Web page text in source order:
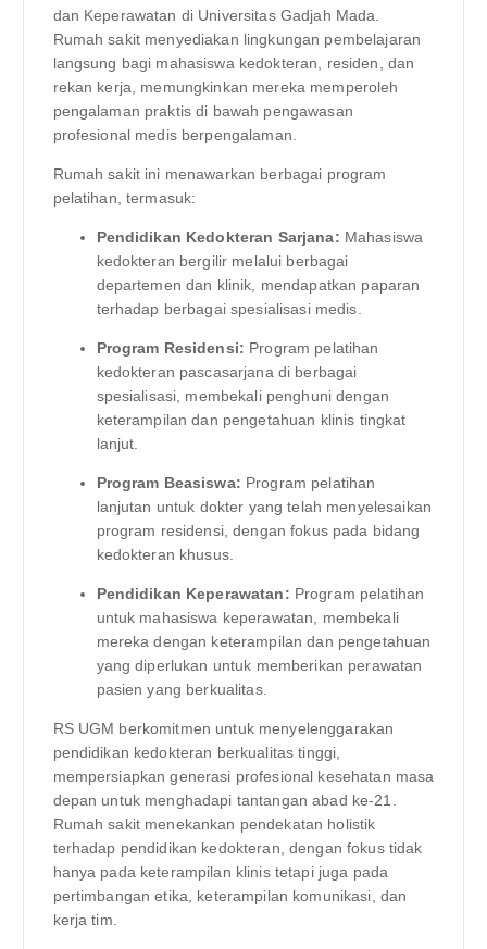
dan Keperawatan di Universitas Gadjah Mada.
Rumah sakit menyediakan lingkungan pembelajaran
langsung bagi mahasiswa kedokteran, residen, dan
rekan kerja, memungkinkan mereka memperoleh
pengalaman praktis di bawah pengawasan
profesional medis berpengalaman.
Rumah sakit ini menawarkan berbagai program
pelatihan, termasuk:
Pendidikan Kedokteran Sarjana: Mahasiswa
kedokteran bergilir melalui berbagai
departemen dan klinik, mendapatkan paparan
terhadap berbagai spesialisasi medis.
Program Residensi: Program pelatihan
kedokteran pascasarjana di berbagai
spesialisasi, membekali penghuni dengan
keterampilan dan pengetahuan klinis tingkat
lanjut.
Program Beasiswa: Program pelatihan
lanjutan untuk dokter yang telah menyelesaikan
program residensi, dengan fokus pada bidang
kedokteran khusus.
Pendidikan Keperawatan: Program pelatihan
untuk mahasiswa keperawatan, membekali
mereka dengan keterampilan dan pengetahuan
yang diperlukan untuk memberikan perawatan
pasien yang berkualitas.
RS UGM berkomitmen untuk menyelenggarakan
pendidikan kedokteran berkualitas tinggi,
mempersiapkan generasi profesional kesehatan masa
depan untuk menghadapi tantangan abad ke-21.
Rumah sakit menekankan pendekatan holistik
terhadap pendidikan kedokteran, dengan fokus tidak
hanya pada keterampilan klinis tetapi juga pada
pertimbangan etika, keterampilan komunikasi, dan
kerja tim.